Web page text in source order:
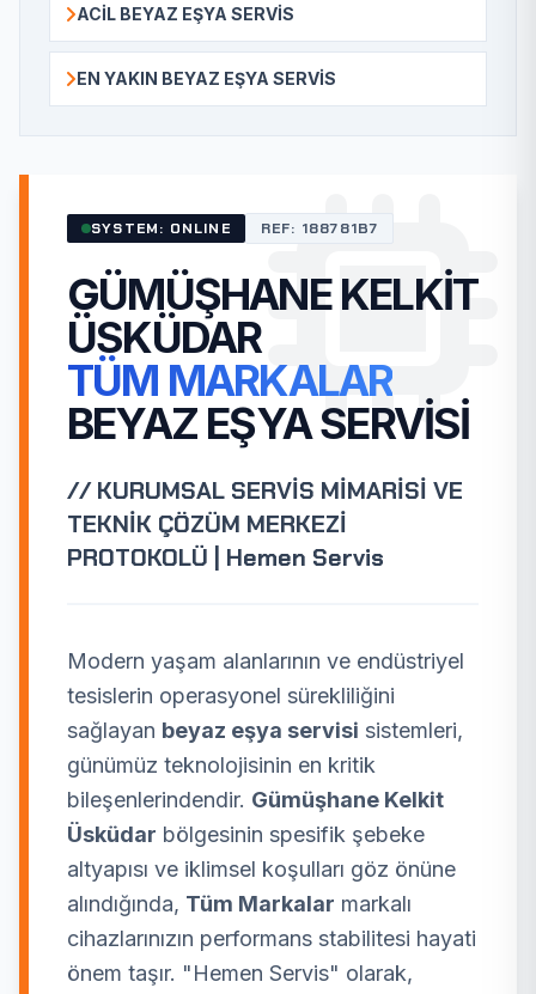
ACIL BEYAZ EŞYA SERVIS
EN YAKIN BEYAZ EŞYA SERVIS
SYSTEM: ONLINE REF: 188781B7
GÜMÜŞHANE KELKIT
ÜSKÜDAR
TÜM MARKALAR
BEYAZ EŞYA SERVISI
// KURUMSAL SERVİS MİMARİSİ VE
TEKNİK ÇÖZÜM MERKEZİ
PROTOKOLÜ | Hemen Servis
Modern yaşam alanlarının ve endüstriyel
tesislerin operasyonel sürekliliğini
sağlayan beyaz eşya servisi sistemleri,
günümüz teknolojisinin en kritik
bileşenlerindendir. Gümüşhane Kelkit
Üsküdar bölgesinin spesifik şebeke
altyapısı ve iklimsel koşulları göz önüne
alındığında, Tüm Markalar markalı
cihazlarınızın performans stabilitesi hayati
önem taşır. "Hemen Servis" olarak,